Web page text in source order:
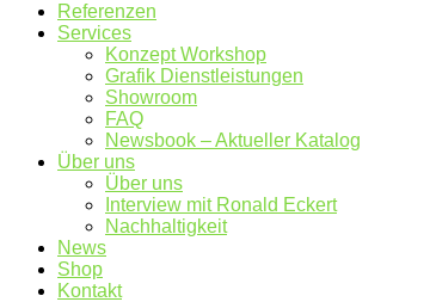
Referenzen
Services
Konzept Workshop
Grafik Dienstleistungen
Showroom
FAQ
Newsbook – Aktueller Katalog
Über uns
Über uns
Interview mit Ronald Eckert
Nachhaltigkeit
News
Shop
Kontakt